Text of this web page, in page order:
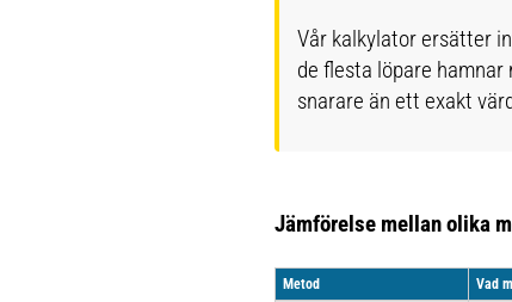
Vår kalkylator ersätter
de flesta löpare
snarare än ett exakt
Jämförelse mellan olika
Metod Vad